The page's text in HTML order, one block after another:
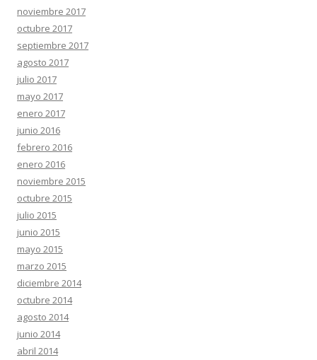
noviembre 2017
octubre 2017
septiembre 2017
agosto 2017
julio 2017
mayo 2017
enero 2017
junio 2016
febrero 2016
enero 2016
noviembre 2015
octubre 2015
julio 2015
junio 2015
mayo 2015
marzo 2015
diciembre 2014
octubre 2014
agosto 2014
junio 2014
abril 2014